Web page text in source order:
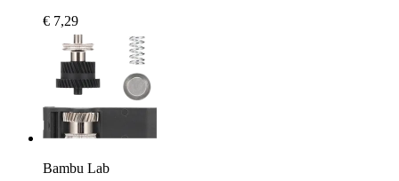
€ 7,29
Bambu Lab